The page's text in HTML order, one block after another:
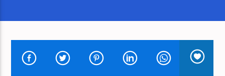
HUIDIG NUMMER
BRIGHT EYES
RONDÃ‰